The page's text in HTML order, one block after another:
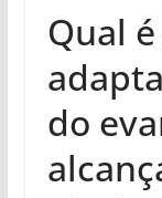
Qual
do